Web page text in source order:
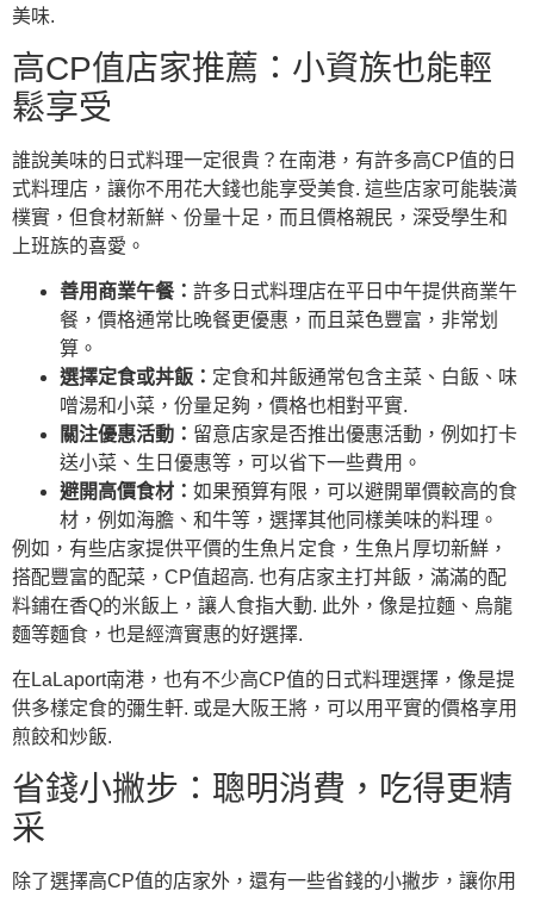
美味.
高CP值店家推薦：小資族也能輕
鬆享受
誰說美味的日式料理一定很貴？在南港，有許多高CP值的日
式料理店，讓你不用花大錢也能享受美食. 這些店家可能裝潢
樸實，但食材新鮮、份量十足，而且價格親民，深受學生和
上班族的喜愛。
善用商業午餐： 許多日式料理店在平日中午提供商業午
餐，價格通常比晚餐更優惠，而且菜色豐富，非常划
算。
選擇定食或丼飯： 定食和丼飯通常包含主菜、白飯、味
噌湯和小菜，份量足夠，價格也相對平實.
關注優惠活動： 留意店家是否推出優惠活動，例如打卡
送小菜、生日優惠等，可以省下一些費用。
避開高價食材： 如果預算有限，可以避開單價較高的食
材，例如海膽、和牛等，選擇其他同樣美味的料理。
例如，有些店家提供平價的生魚片定食，生魚片厚切新鮮，
搭配豐富的配菜，CP值超高. 也有店家主打丼飯，滿滿的配
料鋪在香Q的米飯上，讓人食指大動. 此外，像是拉麵、烏龍
麵等麵食，也是經濟實惠的好選擇.
在LaLaport南港，也有不少高CP值的日式料理選擇，像是提
供多樣定食的彌生軒. 或是大阪王將，可以用平實的價格享用
煎餃和炒飯.
省錢小撇步：聰明消費，吃得更精
采
除了選擇高CP值的店家外，還有一些省錢的小撇步，讓你用